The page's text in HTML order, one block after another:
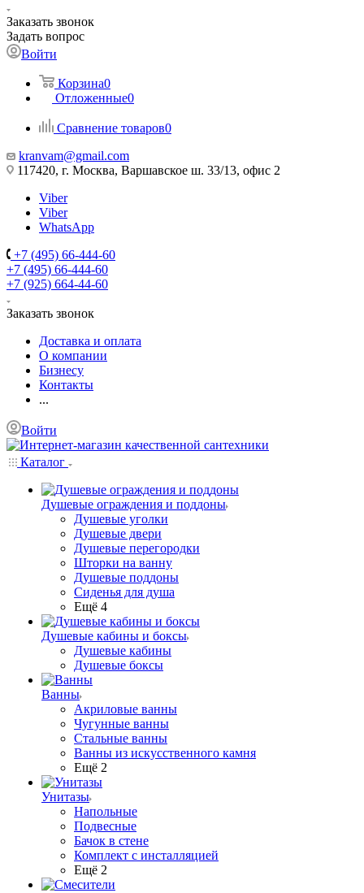
Заказать звонок
Задать вопрос
Войти
Корзина0
Отложенные0
Сравнение товаров0
kranvam@gmail.com
117420, г. Москва, Варшавское ш. 33/13, офис 2
Viber
Viber
WhatsApp
+7 (495) 66-444-60
+7 (495) 66-444-60
+7 (925) 664-44-60
Заказать звонок
Доставка и оплата
О компании
Бизнесу
Контакты
...
Войти
Каталог
Душевые ограждения и поддоны
Душевые уголки
Душевые двери
Душевые перегородки
Шторки на ванну
Душевые поддоны
Сиденья для душа
Ещё 4
Душевые кабины и боксы
Душевые кабины
Душевые боксы
Ванны
Акриловые ванны
Чугунные ванны
Стальные ванны
Ванны из искусственного камня
Ещё 2
Унитазы
Напольные
Подвесные
Бачок в стене
Комплект с инсталляцией
Ещё 2